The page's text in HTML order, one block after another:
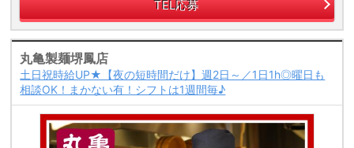
TEL応募
丸亀製麺堺鳳店
土日祝時給UP★【夜の短時間だけ】週2日～／1日1h◎曜日も
相談OK！まかない有！シフトは1週間毎♪